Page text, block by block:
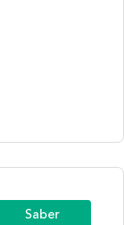
Saber